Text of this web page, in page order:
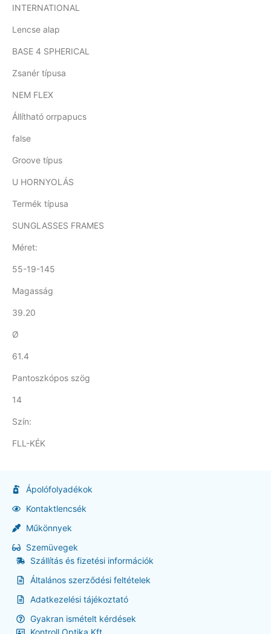
INTERNATIONAL
Lencse alap
BASE 4 SPHERICAL
Zsanér típusa
NEM FLEX
Állítható orrpapucs
false
Groove típus
U HORNYOLÁS
Termék típusa
SUNGLASSES FRAMES
Méret:
55-19-145
Magasság
39.20
Ø
61.4
Pantoszkópos szög
14
Szín:
FLL-KÉK
Ápolófolyadékok
Kontaktlencsék
Műkönnyek
Szemüvegek
Szállítás és fizetési információk
Általános szerződési feltételek
Adatkezelési tájékoztató
Gyakran ismételt kérdések
Kontroll Optika Kft.